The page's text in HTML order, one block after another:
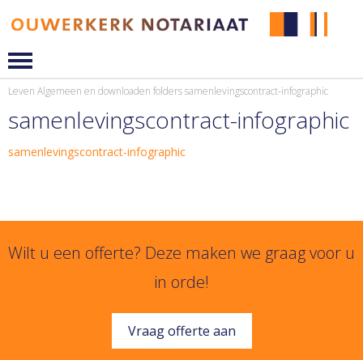
Leven Algemeen en downloaden folderssamenlevingscontract-infographic
samenlevingscontract-infographic
samenlevingscontract-infographic
Wilt u een offerte? Deze maken we graag voor u
in orde!
Vraag offerte aan